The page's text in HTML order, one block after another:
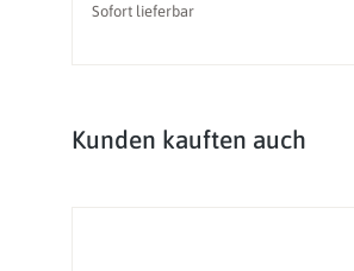
Sofort lieferbar
Produktgalerie überspringen
Kunden kauften auch